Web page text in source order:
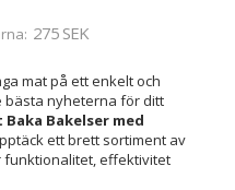
275 SEK
mat på ett enkelt och
bästa nyheterna för ditt
Bakelser med
ett brett sortiment av
effektivitet